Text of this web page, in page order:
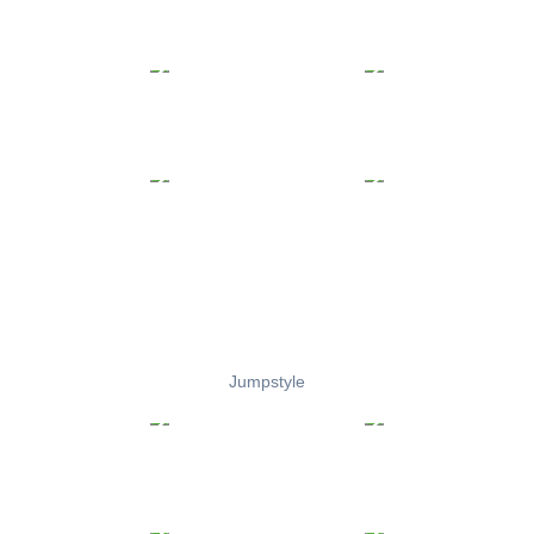
Jumpstyle